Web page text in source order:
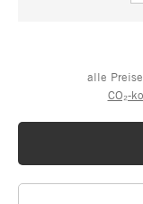
alle
CO₂-